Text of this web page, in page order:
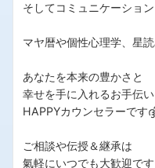
そしてコミュニケーショ
マヤ暦や個性心理学、星
あなたを本来の豊かさと
幸せを手に入れるお手伝
HAPPYカウンセラーです
ご相談や伝授＆継承は
氣軽にいつでも大歓迎で